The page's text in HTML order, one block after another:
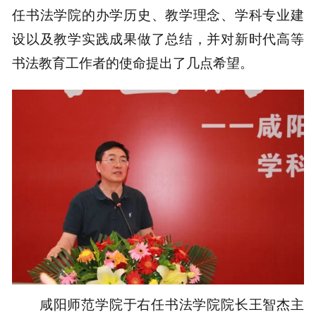
任书法学院的办学历史、教学理念、学科专业建
设以及教学实践成果做了总结，并对新时代高等
书法教育工作者的使命提出了几点希望。
咸阳师范学院于右任书法学院院长王智杰主